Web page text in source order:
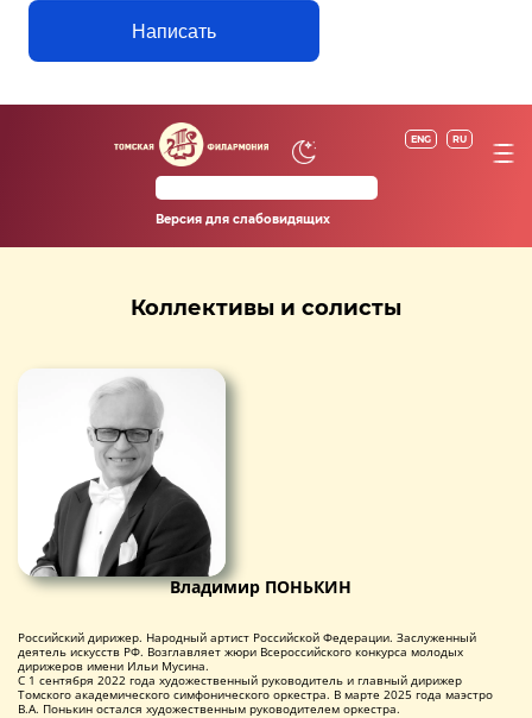
Написать
ENG RU
Версия для слабовидящих
Коллективы и солисты
Владимир ПОНЬКИН
Российский дирижер. Народный артист Российской Федерации. Заслуженный
деятель искусств РФ. Возглавляет жюри Всероссийского конкурса молодых
дирижеров имени Ильи Мусина.
С 1 сентября 2022 года художественный руководитель и главный дирижер
Томского академического симфонического оркестра. В марте 2025 года маэстро
В.А. Понькин остался художественным руководителем оркестра.